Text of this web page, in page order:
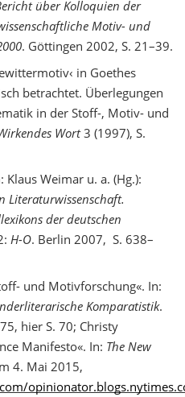
über Kolloquien der
Motiv- und
. Göttingen 2002, S. 21–39.
in Goethes
betrachtet. Überlegungen
in der Stoff-, Motiv- und
Wort3 (1997), S.
Weimar u. a. (Hg.):
Literaturwissenschaft.
der deutschen
H-O. Berlin 2007, S. 638–
und Motivforschung«. In:
Komparatistik.
hier S. 70; Christy
Manifesto«. In: The New
4. Mai 2015,